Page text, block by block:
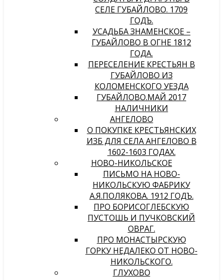
СЕЛЕ ГУБАЙЛОВО. 1709
ГОДЪ.
УСАДЬБА ЗНАМЕНСКОЕ –
ГУБАЙЛОВО В ОГНЕ 1812
ГОДА.
ПЕРЕСЕЛЕНИЕ КРЕСТЬЯН В
ГУБАЙЛОВО ИЗ
КОЛОМЕНСКОГО УЕЗДА
ГУБАЙЛОВО.МАЙ 2017
НАЛИЧНИКИ
АНГЕЛОВО
О ПОКУПКЕ КРЕСТЬЯНСКИХ
ИЗБ ДЛЯ СЕЛА АНГЕЛОВО В
1602-1603 ГОДАХ.
НОВО-НИКОЛЬСКОЕ
ПИСЬМО НА НОВО-
НИКОЛЬСКУЮ ФАБРИКУ
А.Я.ПОЛЯКОВА. 1912 ГОДЪ.
ПРО БОРИСОГЛЕБСКУЮ
ПУСТОШЬ И ПУЧКОВСКИЙ
ОВРАГ.
ПРО МОНАСТЫРСКУЮ
ГОРКУ НЕДАЛЕКО ОТ НОВО-
НИКОЛЬСКОГО.
ГЛУХОВО